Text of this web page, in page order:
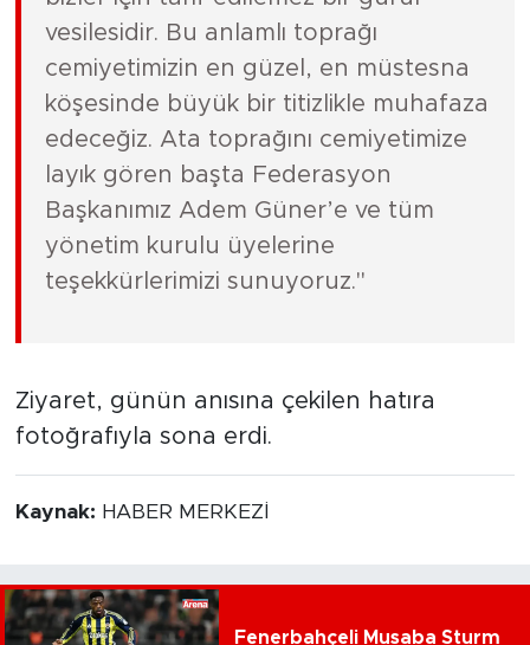
vesilesidir. Bu anlamlı toprağı
cemiyetimizin en güzel, en müstesna
köşesinde büyük bir titizlikle muhafaza
edeceğiz. Ata toprağını cemiyetimize
layık gören başta Federasyon
Başkanımız Adem Güner’e ve tüm
yönetim kurulu üyelerine
teşekkürlerimizi sunuyoruz."
​Ziyaret, günün anısına çekilen hatıra
fotoğrafıyla sona erdi.
Kaynak: HABER MERKEZİ
Fenerbahçeli Musaba Sturm